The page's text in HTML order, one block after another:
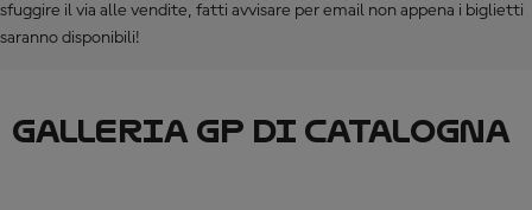
sfuggire il via alle vendite, fatti avvisare per email non appena i biglietti
saranno disponibili!
GALLERIA GP DI CATALOGNA